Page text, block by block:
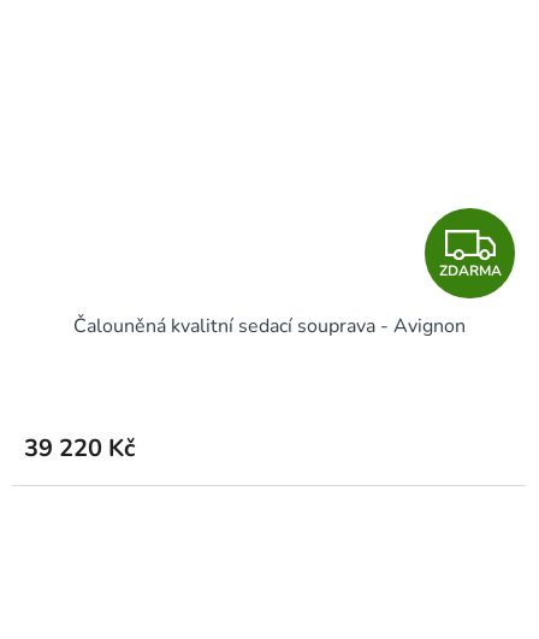
Z
D
A
ZDARMA
Čalouněná kvalitní sedací souprava - Avignon
39 220 Kč